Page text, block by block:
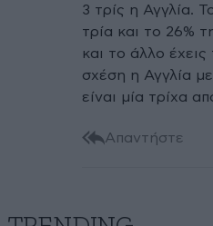
3 τρίς η Αγγλία.
τρία και το 26%
και το άλλο έχεις
σχέση η Αγγλία
είναι μία τρίχα
Απαντήστε